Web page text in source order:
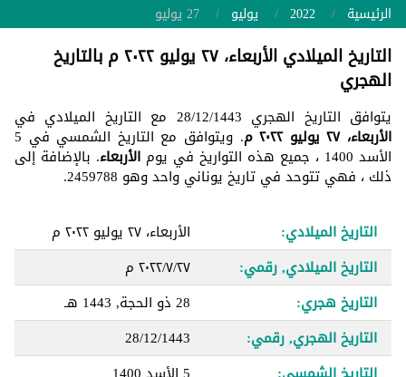
الرئيسية 2022 يوليو 27 يوليو
التاريخ الميلادي الأربعاء، ٢٧ يوليو ٢٠٢٢ م بالتاريخ
الهجري
يتوافق التاريخ الهجري 28/12/1443 مع التاريخ الميلادي في
الأربعاء، ٢٧ يوليو ٢٠٢٢ م . ويتوافق مع التاريخ الشمسي في 5
الأسد 1400 ، جميع هذه التواريخ في يوم الأربعاء. بالإضافة إلى
ذلك ، فهي تتوحد في تاريخ يوناني واحد وهو 2459788.
التاريخ الميلادي:
الأربعاء، ٢٧ يوليو ٢٠٢٢ م
التاريخ الميلادي, رقمي:
٢٧‏/٧‏/٢٠٢٢ م
التاريخ هجري:
28 ذو الحجة, 1443 هـ
التاريخ الهجري, رقمي:
28/12/1443